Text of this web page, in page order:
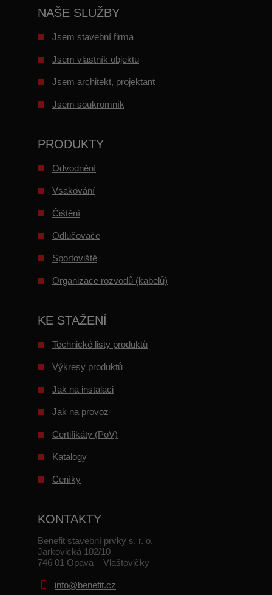
NAŠE SLUŽBY
Jsem stavební firma
Jsem vlastník objektu
Jsem architekt, projektant
Jsem soukromník
PRODUKTY
Odvodnění
Vsakování
Čištění
Odlučovače
Sportoviště
Organizace rozvodů (kabelů)
KE STAŽENÍ
Technické listy produktů
Výkresy produktů
Jak na instalaci
Jak na provoz
Certifikáty (PoV)
Katalogy
Ceníky
KONTAKTY
Benefit stavební prvky s. r. o.
Jarkovická 102/10
746 01 Opava – Vlaštovičky
info@benefit.cz